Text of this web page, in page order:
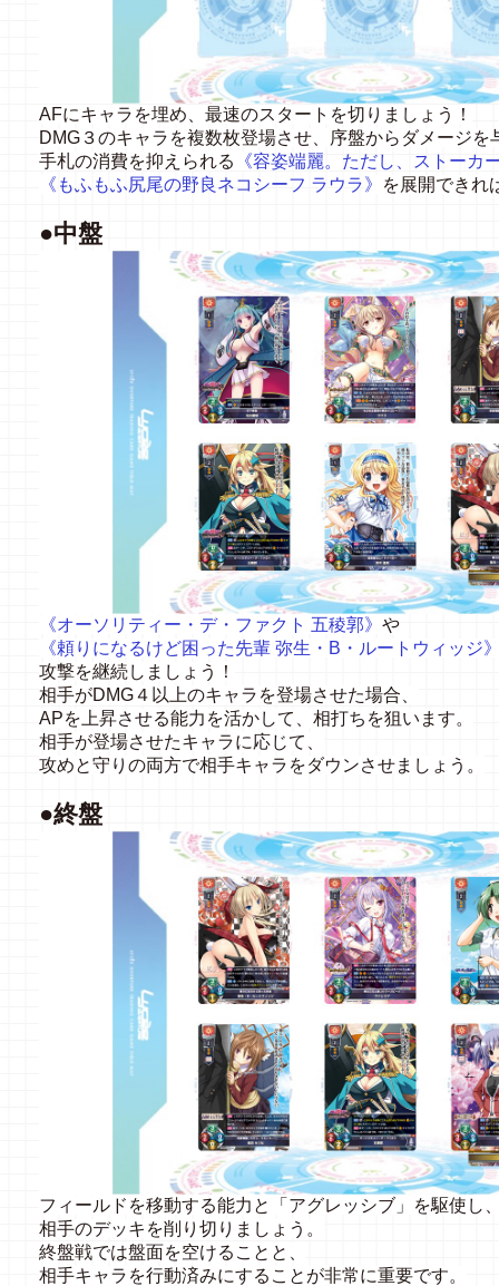
AFにキャラを埋め、最速のスタートを切りましょう！
DMG ３のキャラを複数枚登場させ、序盤からダメージを
手札の消費を抑えられる
《容姿端麗。ただし、ストーカ
《 もふもふ尻尾の野良ネコシーフ ラウラ》 を展開できれ
●中盤
《オーソリティー・デ・ファクト 五稜郭》 や
《頼りになるけど困った先輩 弥生・B・ルートウィッジ
攻撃を継続しましょう！
相手がDMG４以上のキャラを登場させた場合、
APを上昇させる能力を活かして、相打ちを狙います。
相手が登場させたキャラに応じて、
攻めと守りの両方で相手キャラをダウンさせましょう。
●終盤
フィールドを移動する能力と「アグレッシブ」を駆使し
相手のデッキを削り切りましょう。
終盤戦では盤面を空けることと、
相手キャラを行動済みにすることが非常に重要です。